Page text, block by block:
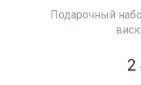
Подарочный
2